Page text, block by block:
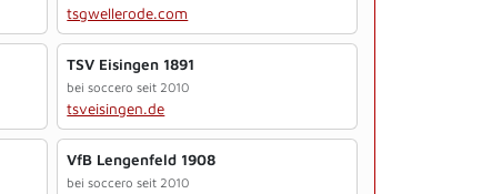
tsgwellerode.com
TSV Eisingen 1891
bei soccero seit 2010
tsveisingen.de
VfB Lengenfeld 1908
bei soccero seit 2010